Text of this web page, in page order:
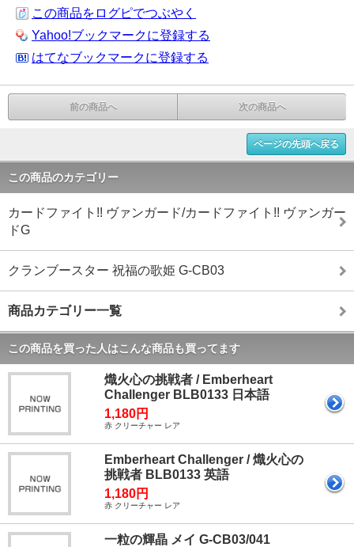
この商品をログピでつぶやく
Yahoo!ブックマークに登録する
はてなブックマークに登録する
前の商品へ 次の商品へ
ページの先頭へ戻る
この商品のカテゴリー
カードファイト!! ヴァンガード/カードファイト!! ヴァンガー
ドG
クランブースター 祝福の歌姫 G-CB03
商品カテゴリー一覧
この商品を買った人はこんな商品も買ってます
熾火心の挑戦者 / Emberheart
Challenger BLB0133 日本語
1,180円
赤 クリーチャー レア
Emberheart Challenger / 熾火心の
挑戦者 BLB0133 英語
1,180円
赤 クリーチャー レア
一粒の輝晶 メイ G-CB03/041